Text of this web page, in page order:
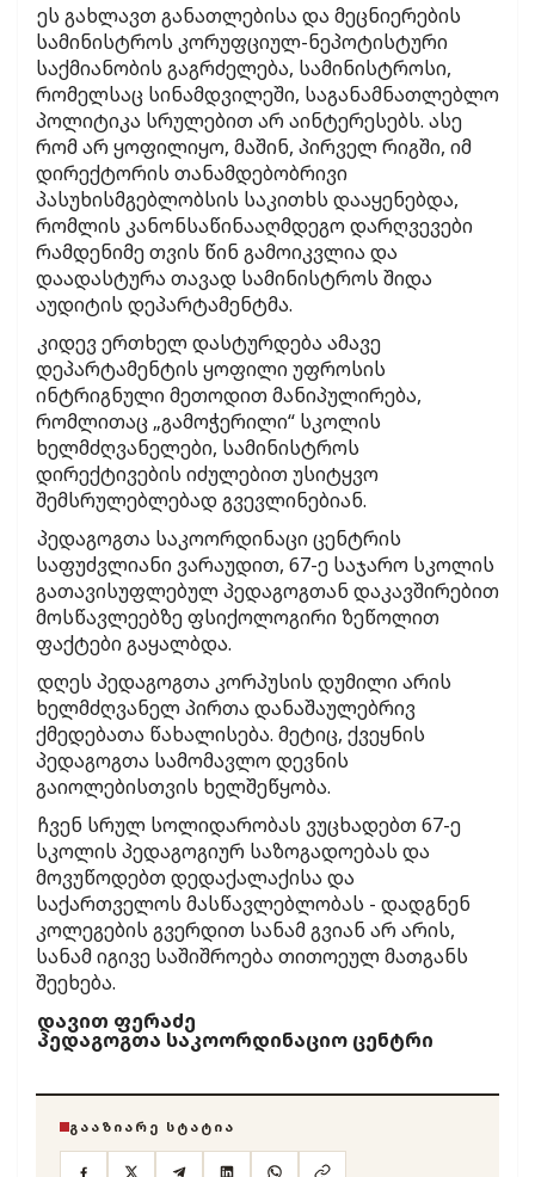
ეს გახლავთ განათლებისა და მეცნიერების
სამინისტროს კორუფციულ-ნეპოტისტური
საქმიანობის გაგრძელება, სამინისტროსი,
რომელსაც სინამდვილეში, საგანამნათლებლო
პოლიტიკა სრულებით არ აინტერესებს. ასე
რომ არ ყოფილიყო, მაშინ, პირველ რიგში, იმ
დირექტორის თანამდებობრივი
პასუხისმგებლობსის საკითხს დააყენებდა,
რომლის კანონსაწინააღმდეგო დარღვევები
რამდენიმე თვის წინ გამოიკვლია და
დაადასტურა თავად სამინისტროს შიდა
აუდიტის დეპარტამენტმა.
კიდევ ერთხელ დასტურდება ამავე
დეპარტამენტის ყოფილი უფროსის
ინტრიგნული მეთოდით მანიპულირება,
რომლითაც „გამოჭერილი“ სკოლის
ხელმძღვანელები, სამინისტროს
დირექტივების იძულებით უსიტყვო
შემსრულებლებად გვევლინებიან.
პედაგოგთა საკოორდინაცი ცენტრის
საფუძვლიანი ვარაუდით, 67-ე საჯარო სკოლის
გათავისუფლებულ პედაგოგთან დაკავშირებით
მოსწავლეებზე ფსიქოლოგირი ზეწოლით
ფაქტები გაყალბდა.
დღეს პედაგოგთა კორპუსის დუმილი არის
ხელმძღვანელ პირთა დანაშაულებრივ
ქმედებათა წახალისება. მეტიც, ქვეყნის
პედაგოგთა სამომავლო დევნის
გაიოლებისთვის ხელშეწყობა.
ჩვენ სრულ სოლიდარობას ვუცხადებთ 67-ე
სკოლის პედაგოგიურ საზოგადოებას და
მოვუწოდებთ დედაქალაქისა და
საქართველოს მასწავლებლობას - დადგნენ
კოლეგების გვერდით სანამ გვიან არ არის,
სანამ იგივე საშიშროება თითოეულ მათგანს
შეეხება.
დავით ფერაძე
პედაგოგთა საკოორდინაციო ცენტრი
ᲒᲐᲐᲖᲘᲐᲠᲔ ᲡᲢᲐᲢᲘᲐ